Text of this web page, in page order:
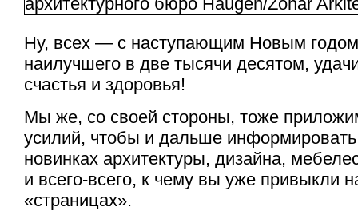
Ну, всех — с наступающим Новым
наилучшего в две тысячи десятом,
счастья и здоровья!
Мы же, со своей стороны, тоже
усилий, чтобы и дальше
новинках архитектуры, дизайна,
и всего-всего, к чему вы уже привыкли
«страницах».